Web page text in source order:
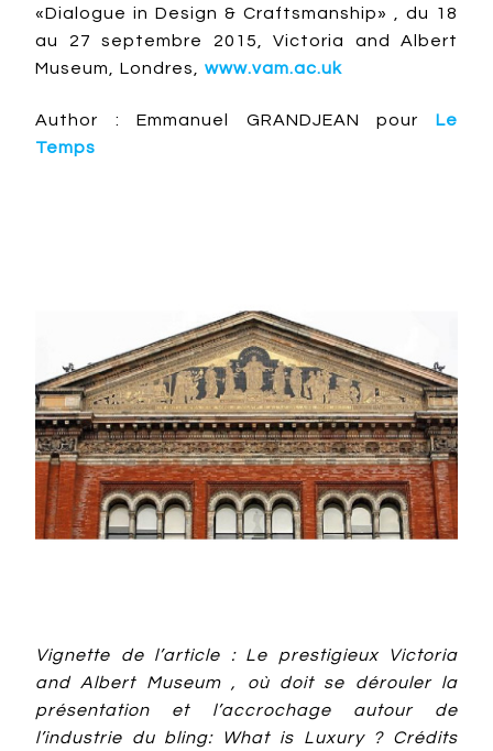
«Dialogue in Design & Craftsmanship» , du 18
au 27 septembre 2015, Victoria and Albert
Museum, Londres, www.vam.ac.uk
Author : Emmanuel GRANDJEAN pour Le
Temps
Vignette de l’article : Le prestigieux Victoria
and Albert Museum , où doit se dérouler la
présentation et l’accrochage autour de
l’industrie du bling: What is Luxury ? Crédits